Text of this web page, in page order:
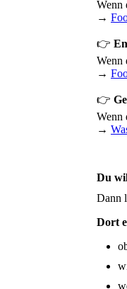
Wenn
→
👉
Wenn
→
👉
Wenn
→
Du
Dann
Dort